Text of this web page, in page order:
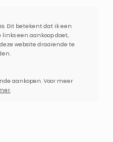
Dit betekent dat ik een
een aankoop doet,
website draaiende te
aankopen. Voor meer
.